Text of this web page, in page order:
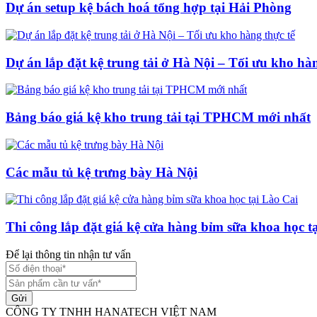
Dự án setup kệ bách hoá tổng hợp tại Hải Phòng
Dự án lắp đặt kệ trung tải ở Hà Nội – Tối ưu kho
Bảng báo giá kệ kho trung tải tại TPHCM mới nhất
Các mẫu tủ kệ trưng bày Hà Nội
Thi công lắp đặt giá kệ cửa hàng bỉm sữa khoa học
Để lại thông tin nhận tư vấn
Gửi
CÔNG TY TNHH HANATECH VIỆT NAM